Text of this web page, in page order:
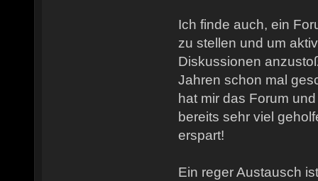
Ich finde auch, ein
zu stellen und um
Diskussionen
Jahren schon mal
hat mir das Forum
bereits sehr viel
erspart!
Ein reger Austausch